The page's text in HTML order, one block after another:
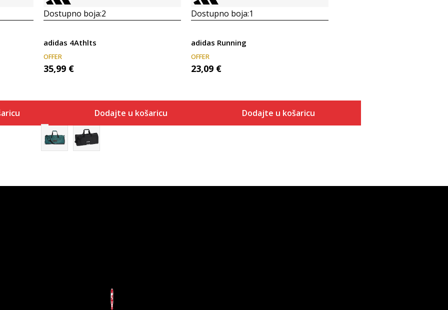
Dostupno boja:2
adidas 4Athlts
OFFER
35,99 €
Dodajte u košaricu
Dostupno boja:1
adidas Running
OFFER
23,09 €
Dodajte u košaricu